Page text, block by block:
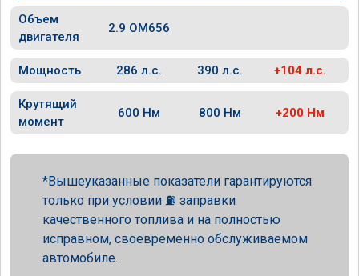
Объем
двигателя
2.9 OM656
Мощность 286 л.с. 390 л.с. +104 л.с.
Крутящий
момент
600 Нм 800 Нм +200 Нм
Вышеуказанные показатели гарантируются
только при условии ⛽ заправки
качественного топлива и на полностью
исправном, своевременно обслуживаемом
автомобиле.